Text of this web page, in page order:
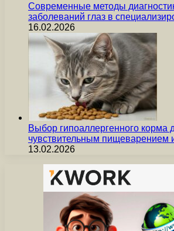
Современные методы
заболеваний глаз в
16.02.2026
Выбор гипоаллергенного корма
чувствительным
13.02.2026